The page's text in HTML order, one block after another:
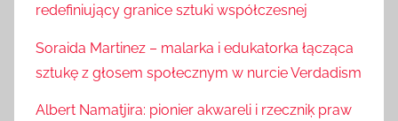
redefiniujący granice sztuki współczesnej
Soraida Martinez – malarka i edukatorka łącząca
sztukę z głosem społecznym w nurcie Verdadism
Albert Namatjira: pionier akwareli i rzeczniķ praw